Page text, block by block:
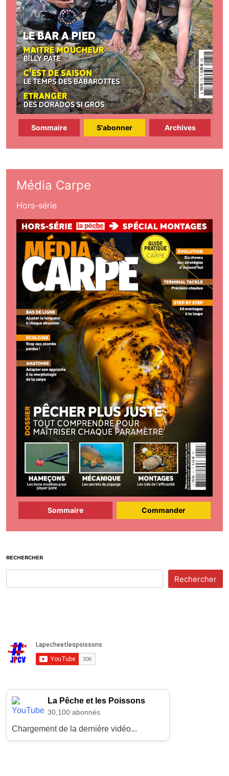
Sommaire S'abonner Archives
Média Carpe
Hors-série
Sommaire Commander
RECHERCHER
Rechercher
La Pêche et les Poissons
30,100 abonnés
Chargement de la dernière vidéo...